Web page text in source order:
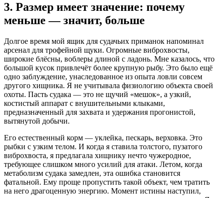
3. Размер имеет значение: почему
меньше — значит, больше
Долгое время мой ящик для судачьих приманок напоминал
арсенал для трофейной щуки. Огромные виброхвосты,
широкие блёсны, воблеры длиной с ладонь. Мне казалось, что
большой кусок привлечёт более крупную рыбу. Это было ещё
одно заблуждение, унаследованное из опыта ловли совсем
другого хищника. Я не учитывала физиологию объекта своей
охоты. Пасть судака — это не щучий «мешок», а узкий,
костистый аппарат с внушительными клыками,
предназначенный для захвата и удержания прогонистой,
вытянутой добычи.
Его естественный корм — уклейка, пескарь, верховка. Это
рыбки с узким телом. И когда я ставила толстого, пузатого
виброхвоста, я предлагала хищнику нечто чужеродное,
требующее слишком много усилий для атаки. Летом, когда
метаболизм судака замедлен, эта ошибка становится
фатальной. Ему проще пропустить такой объект, чем тратить
на него драгоценную энергию. Момент истины наступил,